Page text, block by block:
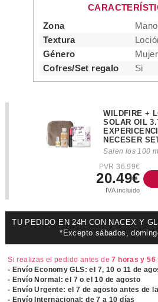
Zona
Textura
Género
Mujer
Cofres/Set regalo
Si
WILDFIRE +
SOLAR OIL
NECESER
Salen los 100
PVR 36.99€
20.49€
IVA incluido
TU PEDIDO EN 24H CON NACEX Y
*Excepto sábados,
Si realizas el pedido antes de7 horas y 56
- Envío Economy GLS: el 7, 10 o 11 de
- Envío Normal: el 7 o el 10 de agosto
- Envío Urgente: el7 de agosto antes de
- Envío Internacional: de 7 a 10 días